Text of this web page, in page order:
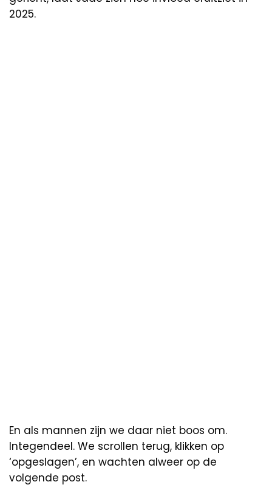
2025.
En als mannen zijn we daar niet boos om.
Integendeel. We scrollen terug, klikken op
‘opgeslagen’, en wachten alweer op de
volgende post.